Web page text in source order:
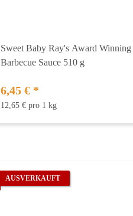
Sweet Baby Ray's Award Winning
Barbecue Sauce 510 g
6,45 € *
12,65 € pro 1 kg
AUSVERKAUFT